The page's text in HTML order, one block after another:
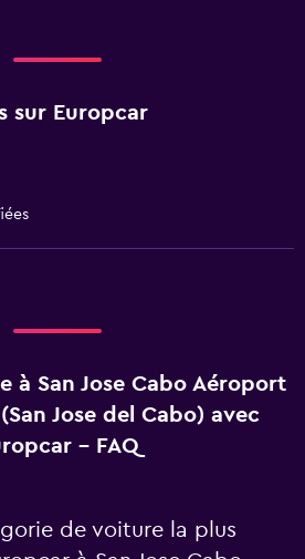
sur Europcar
à San Jose Cabo Aéroport
Jose del Cabo) avec
- FAQ
de voiture la plus